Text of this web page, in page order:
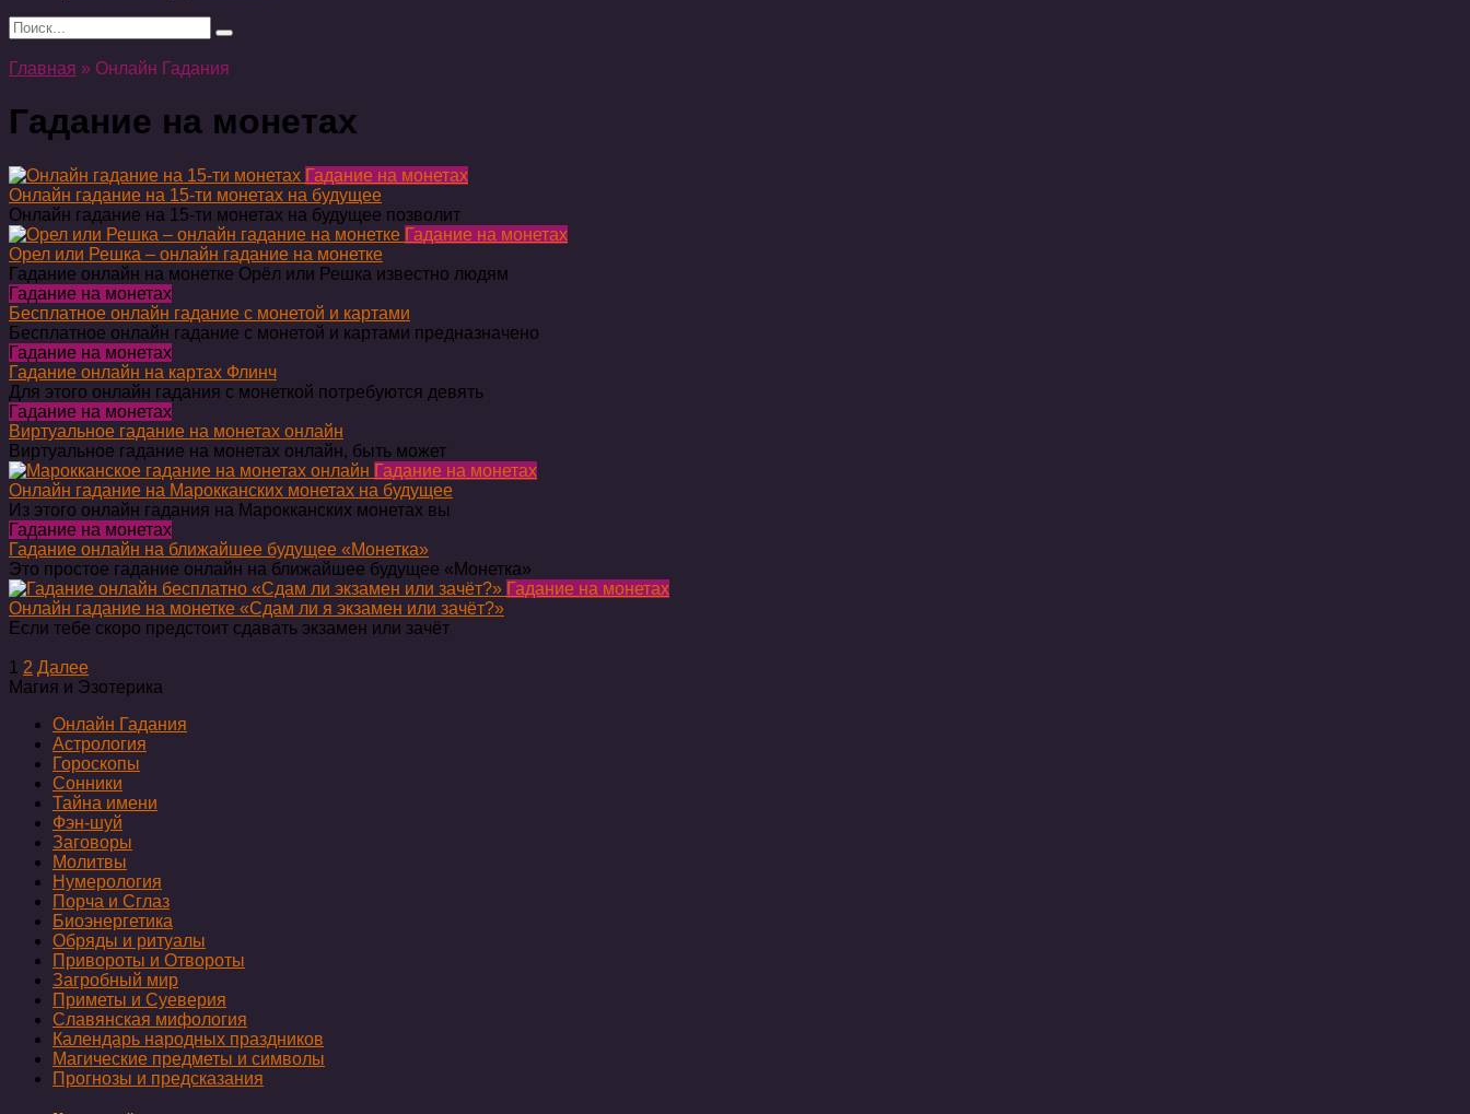
Search
for:
Главная » Онлайн Гадания
Гадание на монетах
Гадание на монетах
Онлайн гадание на 15-ти монетах на будущее
Онлайн гадание на 15-ти монетах на будущее позволит
Гадание на монетах
Орел или Решка – онлайн гадание на монетке
Гадание онлайн на монетке Орёл или Решка известно людям
Гадание на монетах
Бесплатное онлайн гадание с монетой и картами
Бесплатное онлайн гадание с монетой и картами предназначено
Гадание на монетах
Гадание онлайн на картах Флинч
Для этого онлайн гадания с монеткой потребуются девять
Гадание на монетах
Виртуальное гадание на монетах онлайн
Виртуальное гадание на монетах онлайн, быть может
Гадание на монетах
Онлайн гадание на Марокканских монетах на будущее
Из этого онлайн гадания на Марокканских монетах вы
Гадание на монетах
Гадание онлайн на ближайшее будущее «Монетка»
Это простое гадание онлайн на ближайшее будущее «Монетка»
Гадание на монетах
Онлайн гадание на монетке «Сдам ли я экзамен или зачёт?»
Если тебе скоро предстоит сдавать экзамен или зачёт
Пагинация
записей
1 2 Далее
Магия и Эзотерика
Онлайн Гадания
Астрология
Гороскопы
Сонники
Тайна имени
Фэн-шуй
Заговоры
Молитвы
Нумерология
Порча и Сглаз
Биоэнергетика
Обряды и ритуалы
Привороты и Отвороты
Загробный мир
Приметы и Суеверия
Славянская мифология
Календарь народных праздников
Магические предметы и символы
Прогнозы и предсказания